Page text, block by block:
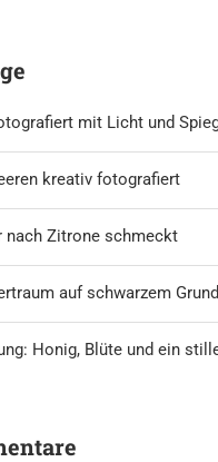
mit Licht und
kreativ fotografiert
nach Zitrone schmeckt
auf schwarzem Grund
Honig, Blüte und ein